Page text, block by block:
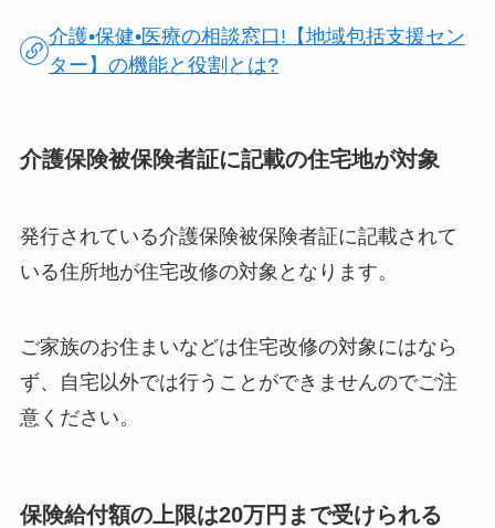
介護•保健•医療の相談窓口!【地域包括支援セン
ター】の機能と役割とは?
介護保険被保険者証に記載の住宅地が対象
発行されている介護保険被保険者証に記載されて
いる住所地が住宅改修の対象となります。
ご家族のお住まいなどは住宅改修の対象にはなら
ず、自宅以外では行うことができませんのでご注
意ください。
保険給付額の上限は20万円まで受けられる